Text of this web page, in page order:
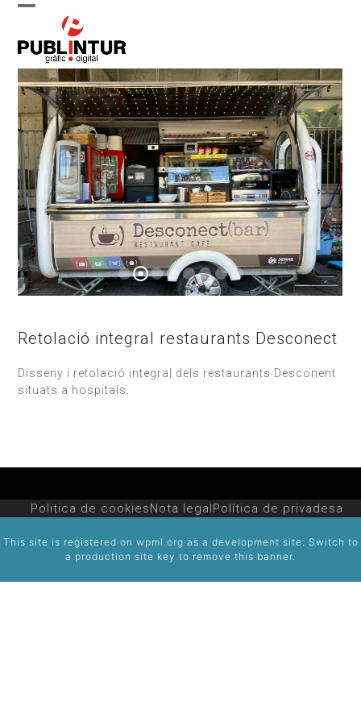
Skip
content
mobile
menu
Close
mobile
menu
Retolació integral restaurants Desconect
Disseny i retolació integral dels restaurants Desconent
situats a hospitals.
Politica de cookiesNota legalPolítica de privadesa
This site is registered on wpml.org as a development site. Switch to
a production site key to remove this banner.